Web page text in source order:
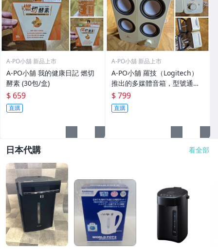
A-PO小舖 新品上市
A-PO小舖 我的健康日記 燃切
酵素 (30包/盒)
$ 659
直購
A-PO小舖 新品上市
A-PO小舖 羅技（Logitech）
推出的多媒體音箱，型號通常
為 Z200（白色款）少用二手七
八成新以上
$ 799
直購
日本代購 看全部